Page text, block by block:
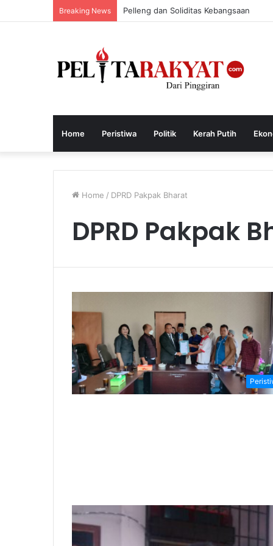
Breaking News Pelleng dan Soliditas Kebangsaan
Home Peristiwa Politik Kerah Putih
Home / DPRD Pakpak Bharat
DPRD Pakpak